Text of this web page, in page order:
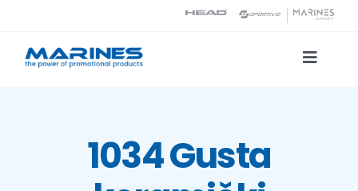
content
Toggle
Tehnologije tiska1034 Gusta